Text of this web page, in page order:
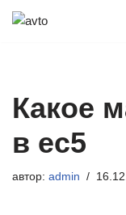
Какое
в ec5
автор: admin